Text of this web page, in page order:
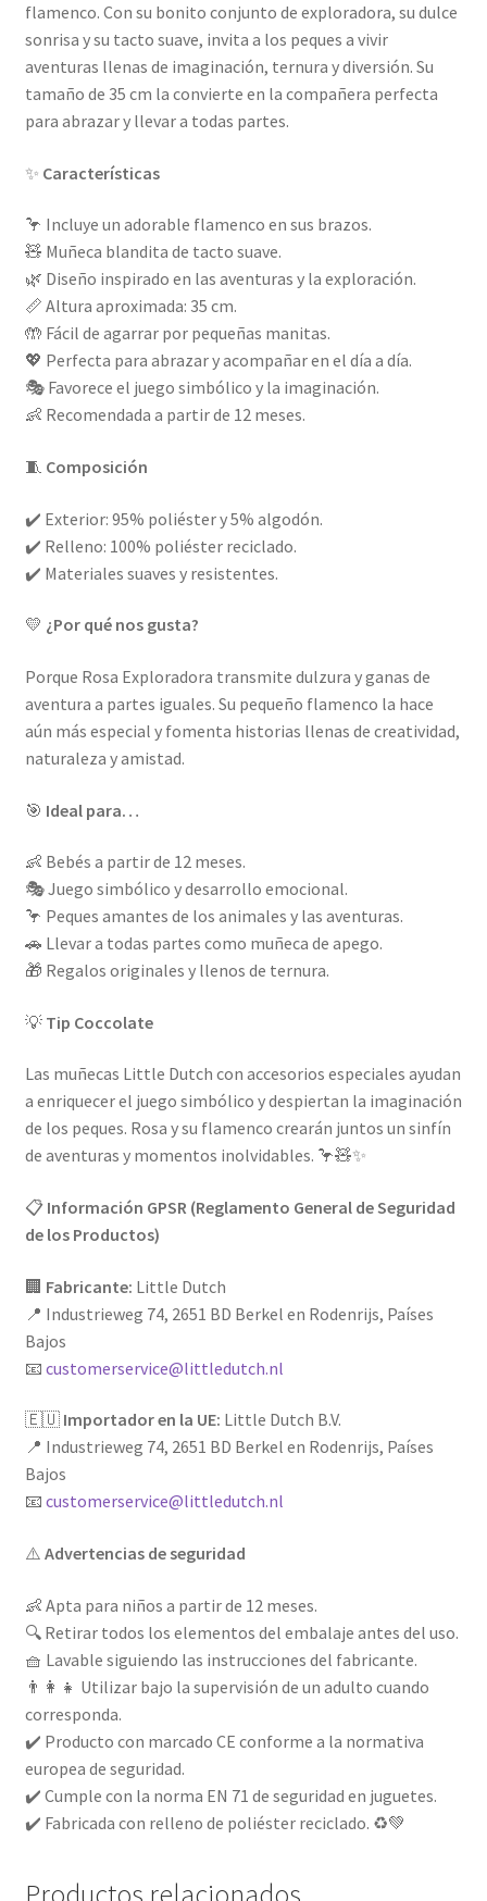
flamenco. Con su bonito conjunto de exploradora, su dulce
sonrisa y su tacto suave, invita a los peques a vivir
aventuras llenas de imaginación, ternura y diversión. Su
tamaño de 35 cm la convierte en la compañera perfecta
para abrazar y llevar a todas partes.
✨ Características
🦩 Incluye un adorable flamenco en sus brazos.
🧸 Muñeca blandita de tacto suave.
🌿 Diseño inspirado en las aventuras y la exploración.
📏 Altura aproximada: 35 cm.
🤲 Fácil de agarrar por pequeñas manitas.
💖 Perfecta para abrazar y acompañar en el día a día.
🎭 Favorece el juego simbólico y la imaginación.
👶 Recomendada a partir de 12 meses.
🧵 Composición
✔️ Exterior: 95% poliéster y 5% algodón.
✔️ Relleno: 100% poliéster reciclado.
✔️ Materiales suaves y resistentes.
💛 ¿Por qué nos gusta?
Porque Rosa Exploradora transmite dulzura y ganas de
aventura a partes iguales. Su pequeño flamenco la hace
aún más especial y fomenta historias llenas de creatividad,
naturaleza y amistad.
🎯 Ideal para…
👶 Bebés a partir de 12 meses.
🎭 Juego simbólico y desarrollo emocional.
🦩 Peques amantes de los animales y las aventuras.
🚗 Llevar a todas partes como muñeca de apego.
🎁 Regalos originales y llenos de ternura.
💡 Tip Coccolate
Las muñecas Little Dutch con accesorios especiales ayudan
a enriquecer el juego simbólico y despiertan la imaginación
de los peques. Rosa y su flamenco crearán juntos un sinfín
de aventuras y momentos inolvidables. 🦩🧸✨
📋 Información GPSR (Reglamento General de Seguridad
de los Productos)
🏢 Fabricante: Little Dutch
📍 Industrieweg 74, 2651 BD Berkel en Rodenrijs, Países
Bajos
📧 customerservice@littledutch.nl
🇪🇺 Importador en la UE: Little Dutch B.V.
📍 Industrieweg 74, 2651 BD Berkel en Rodenrijs, Países
Bajos
📧 customerservice@littledutch.nl
⚠️ Advertencias de seguridad
👶 Apta para niños a partir de 12 meses.
🔍 Retirar todos los elementos del embalaje antes del uso.
🧺 Lavable siguiendo las instrucciones del fabricante.
👨‍👩‍👧 Utilizar bajo la supervisión de un adulto cuando
corresponda.
✔️ Producto con marcado CE conforme a la normativa
europea de seguridad.
✔️ Cumple con la norma EN 71 de seguridad en juguetes.
✔️ Fabricada con relleno de poliéster reciclado. ♻️💚